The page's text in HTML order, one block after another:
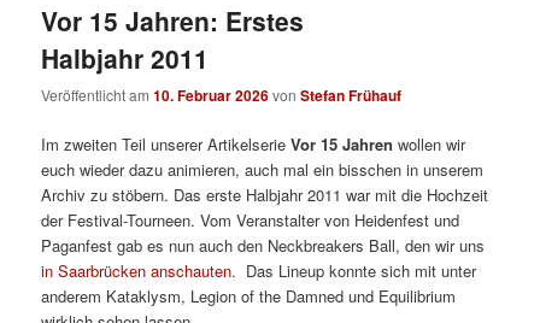
Vor 15 Jahren: Erstes
Halbjahr 2011
Veröffentlicht am10. Februar 2026vonStefan Frühauf
Im zweiten Teil unserer ArtikelserieVor 15 Jahren wollen wir
euch wieder dazu animieren, auch mal ein bisschen in unserem
Archiv zu stöbern. Das erste Halbjahr 2011 war mit die Hochzeit
der Festival-Tourneen. Vom Veranstalter von Heidenfest und
Paganfest gab es nun auch den Neckbreakers Ball, den wir uns
in Saarbrücken anschauten. Das Lineup konnte sich mit unter
anderem Kataklysm, Legion of the Damned und Equilibrium